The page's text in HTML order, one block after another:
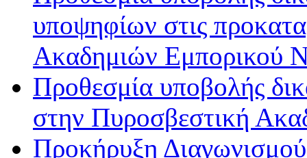
υποψηφίων στις
Ακαδημιών Εμπορικού
Προθεσμία υποβολής
στην Πυροσβεστική
Προκήρυξη Διαγωνισμού